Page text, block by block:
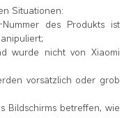
Situationen:
des Produkts ist
wurde nicht von Xiaomi
vorsätzlich oder grob
Bildschirms betreffen, wie